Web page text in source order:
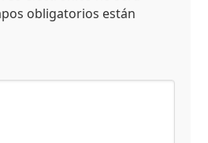
obligatorios están